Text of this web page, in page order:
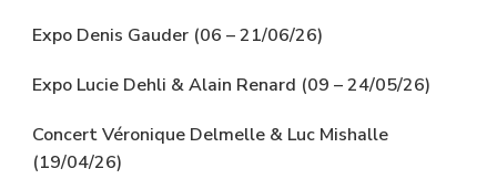
Expo Denis Gauder (06 – 21/06/26)
Expo Lucie Dehli & Alain Renard (09 – 24/05/26)
Concert Véronique Delmelle & Luc Mishalle
(19/04/26)